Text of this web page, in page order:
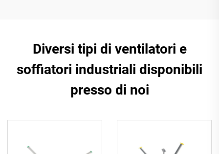
Diversi tipi di ventilatori e
soffiatori industriali disponibili
presso di noi